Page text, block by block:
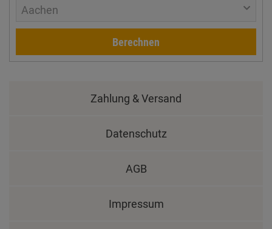
Aachen
Berechnen
Zahlung & Versand
Datenschutz
AGB
Impressum